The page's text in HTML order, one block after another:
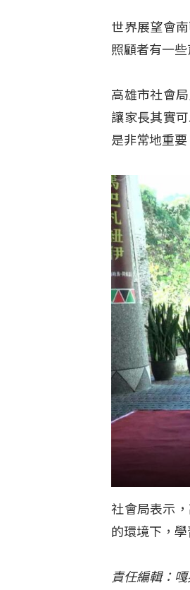
世界展望會
照顧者有一
高雄市社會
讓家長其實
是非常地重要
社會局表示
的環境下，學
責任編輯：